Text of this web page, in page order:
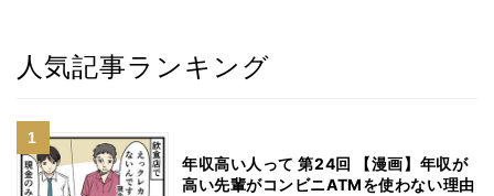
人気記事ランキング
年収高い人って 第24回 【漫画】年収が
高い先輩がコンビニATMを使わない理由